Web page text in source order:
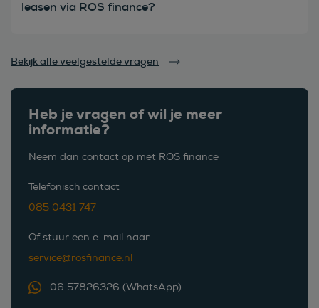
Heb je vragen of wil je meer
informatie?
Neem dan contact op met ROS finance
Telefonisch contact
085 0431 747
Of stuur een e-mail naar
service@rosfinance.nl
06 57826326 (WhatsApp)
leasen via ROS finance?
Bekijk alle veelgestelde vragen